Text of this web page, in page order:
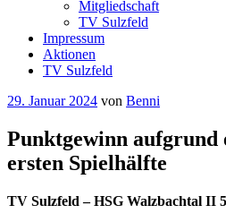
Mitgliedschaft
TV Sulzfeld
Impressum
Aktionen
TV Sulzfeld
Veröffentlicht
29. Januar 2024 von Benni
Punktgewinn aufgrund
ersten Spielhälfte
TV Sulzfeld – HSG Walzbachtal II